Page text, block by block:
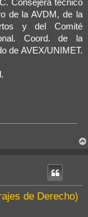
Consejera técnico
de la AVDM, de la
y del Comité
Coord. de la
de AVEX/UNIMET.
de Derecho)